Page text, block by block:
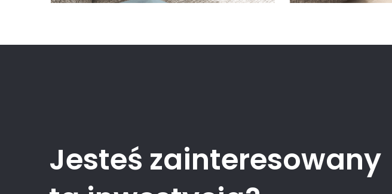
Jesteś zainteresowany